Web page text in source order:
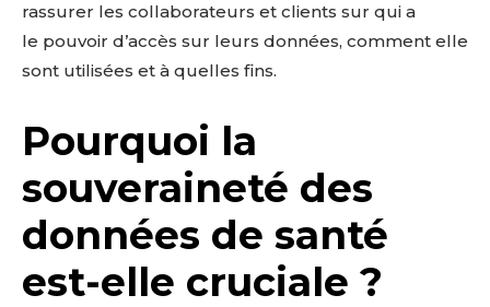
rassurer les collaborateurs et clients sur qui a
le pouvoir d’accès sur leurs données, comment elle
sont utilisées et à quelles fins.
Pourquoi la
souveraineté des
données de santé
est-elle cruciale ?